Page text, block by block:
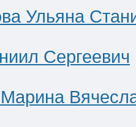
Ульяна
Сергеевич